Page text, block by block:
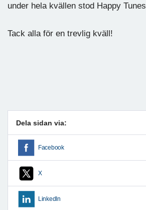
under hela kvällen stod Happy Tunes
Tack alla för en trevlig kväll!
Dela sidan via:
Facebook
X
LinkedIn